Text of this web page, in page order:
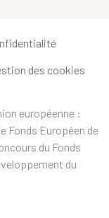
des cookies
européenne :
Fonds Européen de
du Fonds
du